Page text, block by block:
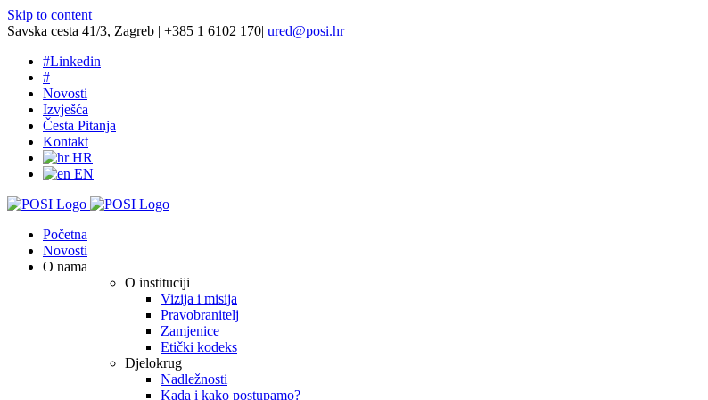
Skip to content
Savska cesta 41/3, Zagreb | +385 1 6102 170| ured@posi.hr
#Linkedin
#
Novosti
Izvješća
Česta Pitanja
Kontakt
HR
EN
Početna
Novosti
O nama
O instituciji
Vizija i misija
Pravobranitelj
Zamjenice
Etički kodeks
Djelokrug
Nadležnosti
Kada i kako postupamo?